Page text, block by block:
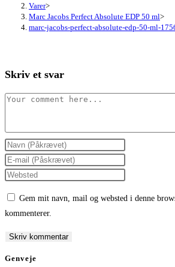
Varer>
Marc Jacobs Perfect Absolute EDP 50 ml>
marc-jacobs-perfect-absolute-edp-50-ml-
Skriv et svar
Comment
Enter
your
name
comment
Enter
your
comment
Enter
(optional)
Gem mit navn, mail og websted i denne
kommenterer.
Genveje